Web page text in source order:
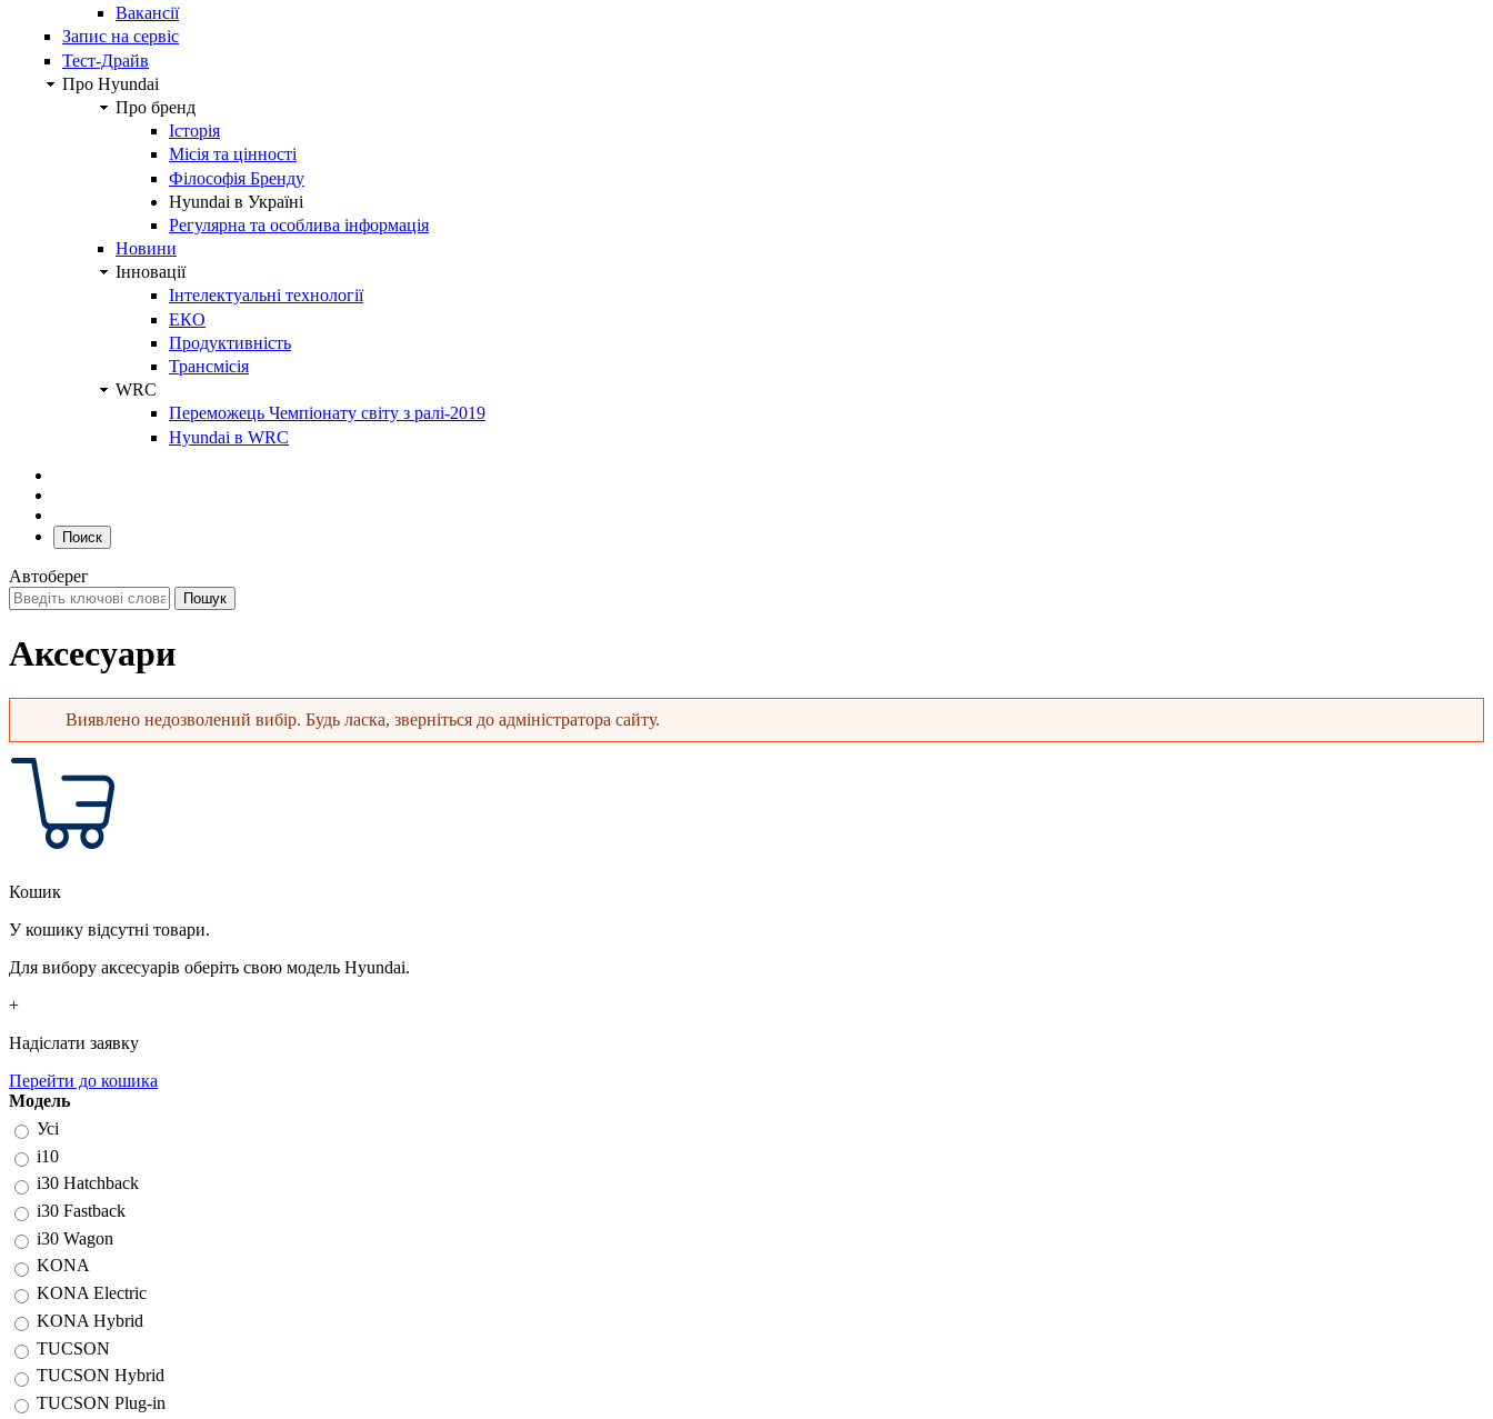
Вакансії
Запис на сервіс
Тест-Драйв
Про Hyundai
Про бренд
Історія
Місія та цінності
Філософія Бренду
Hyundai в Україні
Регулярна та особлива інформація
Новини
Інновації
Інтелектуальні технології
ЕКО
Продуктивність
Трансмісія
WRC
Переможець Чемпіонату світу з ралі-2019
Hyundai в WRC
Поиск
Автоберег
Аксесуари
Повідомлення про помилку
Виявлено недозволений вибір. Будь ласка, зверніться до адміністратора сайту.
Кошик
У кошику відсутні товари.
Для вибору аксесуарів оберіть свою модель Hyundai.
+
Надіслати заявку
Перейти до кошика
Модель
Усі
i10
i30 Hatchback
i30 Fastback
i30 Wagon
KONA
KONA Electric
KONA Hybrid
TUCSON
TUCSON Hybrid
TUCSON Plug-in